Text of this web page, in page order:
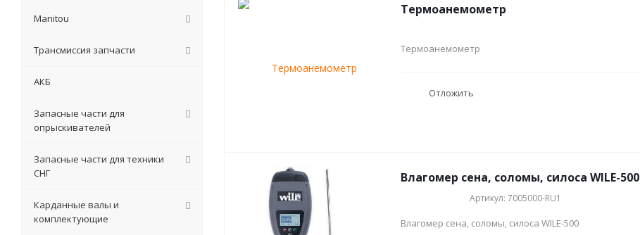
Термоанемометр
Термоанемометр
Отложить
Влагомер сена, соломы, силоса WILE-500
Артикул: 7005000-RU1
Влагомер сена, соломы, силоса WILE-500
Manitou
Трансмиссия запчасти
АКБ
Запасные части для
опрыскивателей
Запасные части для техники
СНГ
Карданные валы и
комплектующие